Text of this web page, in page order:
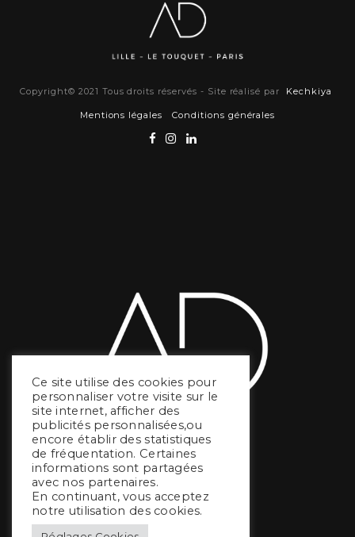
Copyright© 2021 Tous droits réservés - Site réalisé par Kechkiya
Mentions légales Conditions générales
Ce site utilise des cookies pour
personnaliser votre visite sur le
site internet, afficher des
publicités personnalisées,ou
encore établir des statistiques
de fréquentation. Certaines
informations sont partagées
avec nos partenaires.
En continuant, vous acceptez
notre utilisation des cookies.